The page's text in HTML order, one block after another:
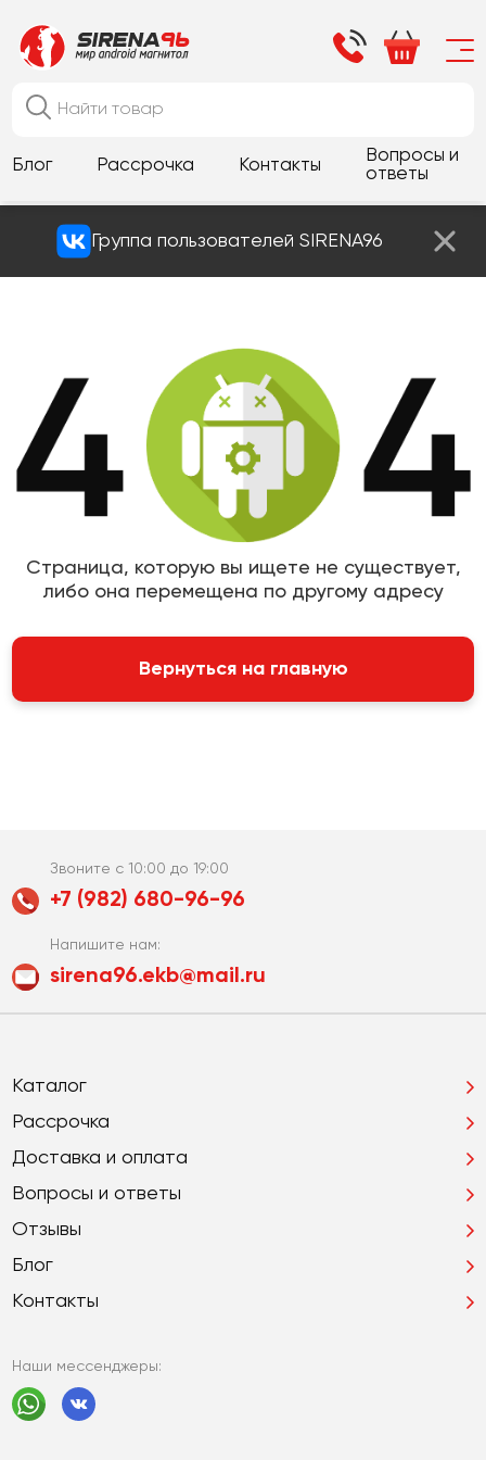
Блог Рассрочка Контакты
Вопросы и
ответы
Группа пользователей SIRENA96
Страница, которую вы ищете не существует,
либо она перемещена по другому адресу
Вернуться на главную
Звоните с 10:00 до 19:00
+7 (982) 680-96-96
Напишите нам:
sirena96.ekb@mail.ru
Каталог
Рассрочка
Доставка и оплата
Вопросы и ответы
Отзывы
Блог
Контакты
Наши мессенджеры: